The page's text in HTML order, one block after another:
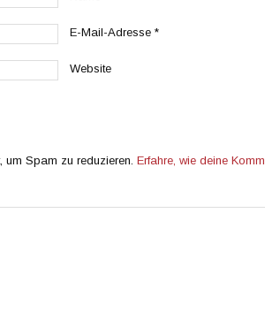
E-Mail-Adresse *
Website
um Spam zu reduzieren. Erfahre, wie deine